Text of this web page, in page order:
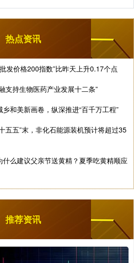
热点资讯
发价格200指数”比昨天上升0.17个点
支持生物医药产业发展十二条”
和美新画卷，纵深推进“百千万工程”
五五”末，非化石能源装机预计将超过35
么建议父亲节送黄精？夏季吃黄精顺应
推荐资讯